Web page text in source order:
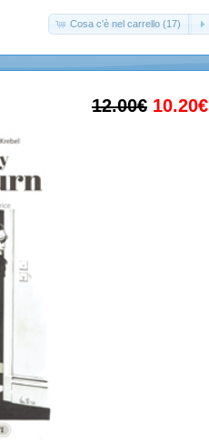
Cosa c'è nel carrello (17)
12.00€ 10.20€